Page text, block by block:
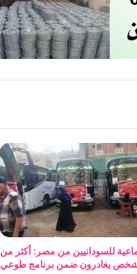
للسودانيين من مصر: أكثر من
شخص يغادرون ضمن برنامج طوعي